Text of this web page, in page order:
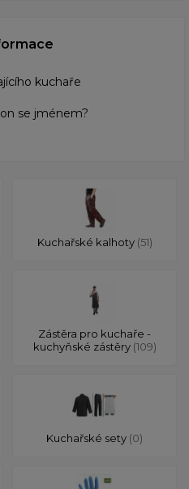
kuchaře
se jménem?
Kuchařské kalhoty (51)
Zástěra pro kuchaře -
kuchyňské zástěry (109)
Kuchařské sety (0)